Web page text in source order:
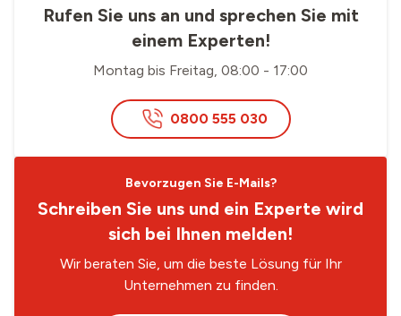
Rufen Sie uns an und sprechen Sie mit
einem Experten!
Montag bis Freitag, 08:00 - 17:00
0800 555 030
Bevorzugen Sie E-Mails?
Schreiben Sie uns und ein Experte wird
sich bei Ihnen melden!
Wir beraten Sie, um die beste Lösung für Ihr
Unternehmen zu finden.